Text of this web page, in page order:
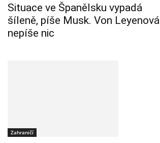
Situace ve Španělsku vypadá
šíleně, píše Musk. Von Leyenová
nepíše nic
Zahraničí